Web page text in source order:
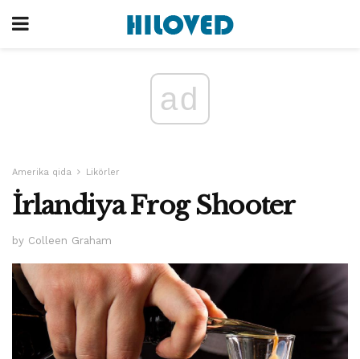
ad
Amerika qida Likörler
İrlandiya Frog Shooter
by Colleen Graham